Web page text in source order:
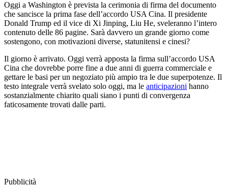
Oggi a Washington è prevista la cerimonia di firma del documento
che sancisce la prima fase dell’accordo USA Cina. Il presidente
Donald Trump ed il vice di Xi Jinping, Liu He, sveleranno l’intero
contenuto delle 86 pagine. Sarà davvero un grande giorno come
sostengono, con motivazioni diverse, statunitensi e cinesi?
Il giorno è arrivato. Oggi verrà apposta la firma sull’accordo USA
Cina che dovrebbe porre fine a due anni di guerra commerciale e
gettare le basi per un negoziato più ampio tra le due superpotenze. Il
testo integrale verrà svelato solo oggi, ma le anticipazioni hanno
sostanzialmente chiarito quali siano i punti di convergenza
faticosamente trovati dalle parti.
Pubblicità